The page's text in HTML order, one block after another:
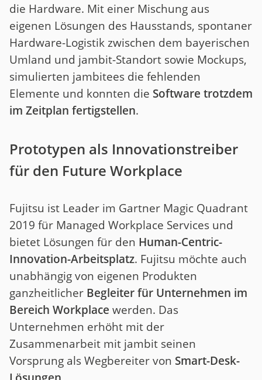
die Hardware. Mit einer Mischung aus
eigenen Lösungen des Hausstands, spontaner
Hardware-Logistikzwischen dem bayerischen
Umland und jambit-Standort sowie Mockups,
simulierten jambitees die fehlenden
Elemente und konnten die Software trotzdem
im Zeitplan fertigstellen.
Prototypen als Innovationstreiber
für den Future Workplace
Fujitsu ist Leader im Gartner Magic Quadrant
2019 für Managed Workplace Services und
bietet Lösungen für den Human-Centric-
Innovation-Arbeitsplatz. Fujitsu möchte auch
unabhängig von eigenen Produkten
ganzheitlicher Begleiter für Unternehmen im
Bereich Workplace werden. Das
Unternehmen erhöht mit der
Zusammenarbeit mit jambit seinen
Vorsprung als Wegbereiter von Smart-Desk-